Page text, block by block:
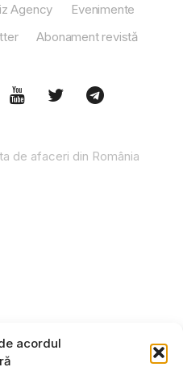
acordul
Agency
Evenimente
Abonament revistă
de afaceri din România